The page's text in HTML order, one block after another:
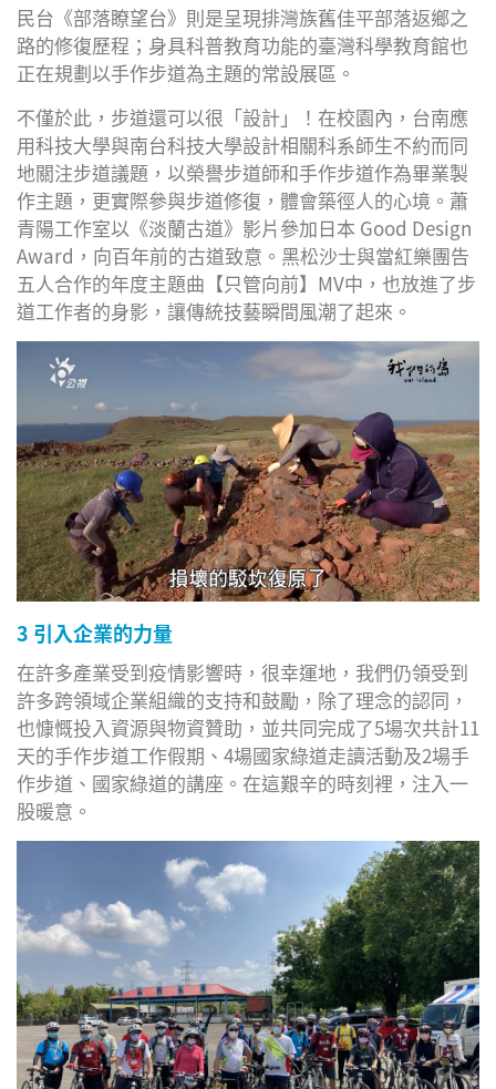
民台《部落瞭望台》則是呈現排灣族舊佳平部落返鄉之
路的修復歷程；身具科普教育功能的臺灣科學教育館也
正在規劃以手作步道為主題的常設展區。
不僅於此，步道還可以很「設計」！在校園內，台南應
用科技大學與南台科技大學設計相關科系師生不約而同
地關注步道議題，以榮譽步道師和手作步道作為畢業製
作主題，更實際參與步道修復，體會築徑人的心境。蕭
青陽工作室以《淡蘭古道》影片參加日本 Good Design
Award，向百年前的古道致意。黑松沙士與當紅樂團告
五人合作的年度主題曲【只管向前】MV中，也放進了步
道工作者的身影，讓傳統技藝瞬間風潮了起來。
3 引入企業的力量
在許多產業受到疫情影響時，很幸運地，我們仍領受到
許多跨領域企業組織的支持和鼓勵，除了理念的認同，
也慷慨投入資源與物資贊助，並共同完成了5場次共計11
天的手作步道工作假期、4場國家綠道走讀活動及2場手
作步道、國家綠道的講座。在這艱辛的時刻裡，注入一
股暖意。